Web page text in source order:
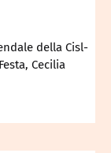
della Cisl-
Cecilia